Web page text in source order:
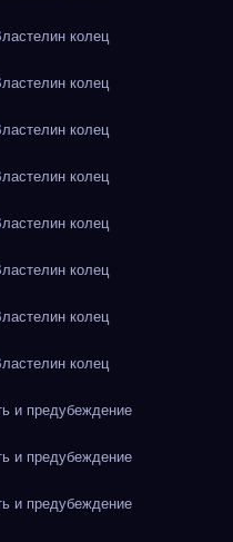
колец
колец
колец
колец
колец
колец
колец
колец
и предубеждение
и предубеждение
и предубеждение